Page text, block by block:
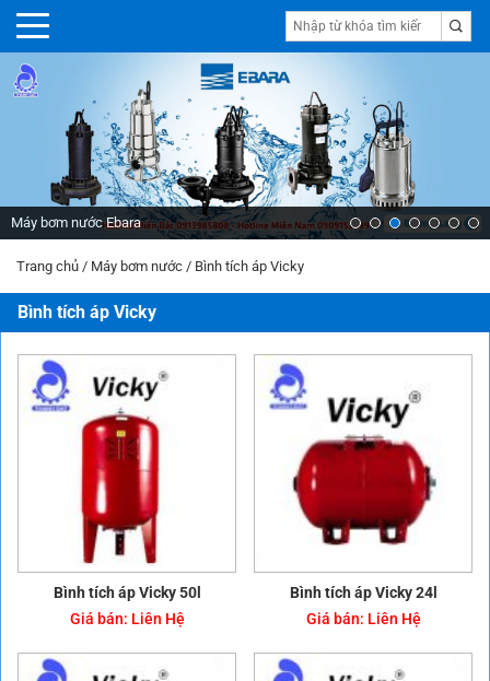
Máy bơm nước Ebara
Trang chủ / Máy bơm nước / Bình tích áp Vicky
Bình tích áp Vicky
Bình tích áp Vicky 50l
Giá bán: Liên Hệ
Bình tích áp Vicky 24l
Giá bán: Liên Hệ